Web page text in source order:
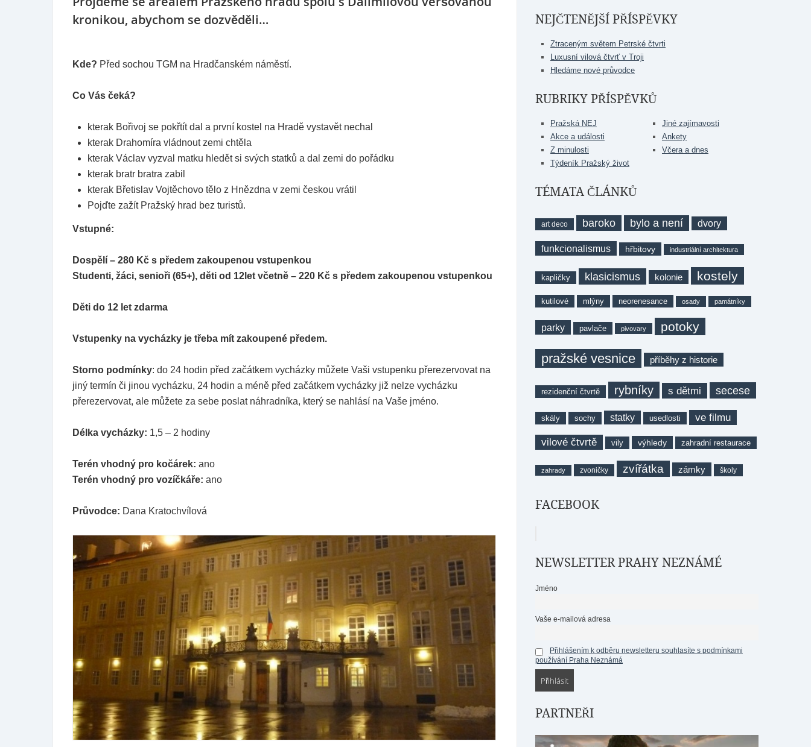
kronikou, abychom se dozvěděli…
Kde? Před sochou TGM na Hradčanském náměstí.
Co Vás čeká?
kterak Bořivoj se pokřtít dal a první kostel na Hradě vystavět nechal
kterak Drahomíra vládnout zemi chtěla
kterak Václav vyzval matku hledět si svých statků a dal zemi do pořádku
kterak bratr bratra zabil
kterak Břetislav Vojtěchovo tělo z Hnězdna v zemi českou vrátil
Pojďte zažít Pražský hrad bez turistů.
Vstupné:
Dospělí – 280 Kč s předem zakoupenou vstupenkou
Studenti, žáci, senioři (65+), děti od 12let včetně – 220 Kč s předem zakoupenou vstupenkou
Děti do 12 let zdarma
Vstupenky na vycházky je třeba mít zakoupené předem.
Storno podmínky: do 24 hodin před začátkem vycházky můžete Vaši vstupenku přerezervovat na
jiný termín či jinou vycházku, 24 hodin a méně před začátkem vycházky již nelze vycházku
přerezervovat, ale můžete za sebe poslat náhradníka, který se nahlásí na Vaše jméno.
Délka vycházky: 1,5 – 2 hodiny
Terén vhodný pro kočárek: ano
Terén vhodný pro vozíčkáře: ano
Průvodce: Dana Kratochvílová
NEJČTENĚJŠÍ PŘÍSPĚVKY
Ztraceným světem Petrské čtvrti
Luxusní vilová čtvrť v Troji
Hledáme nové průvodce
RUBRIKY PŘÍSPĚVKŮ
Pražská NEJ
Akce a události
Z minulosti
Týdeník Pražský život
Jiné zajímavosti
Ankety
Včera a dnes
TÉMATA ČLÁNKŮ
art deco baroko bylo a není dvory
funkcionalismus hřbitovy industriální architektura
kapličky klasicismus kolonie kostely
kutilové mlýny neorenesance osady památníky
parky pavlače pivovary potoky
pražské vesnice příběhy z historie
rezidenční čtvrtě rybníky s dětmi secese
skály sochy statky usedlosti ve filmu
vilové čtvrtě vily výhledy zahradní restaurace
zahrady zvoničky zvířátka zámky školy
FACEBOOK
NEWSLETTER PRAHY NEZNÁMÉ
Jméno
Vaše e-mailová adresa
Přihlášením k odběru newsletteru souhlasíte s podmínkami
používání Praha Neznámá
PARTNEŘI